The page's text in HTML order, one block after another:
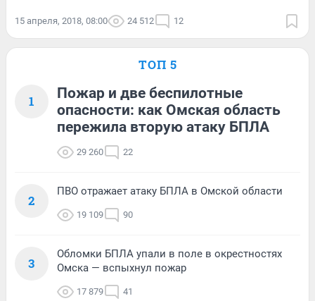
15 апреля, 2018, 08:00 24 512 12
ТОП 5
1
Пожар и две беспилотные
опасности: как Омская область
пережила вторую атаку БПЛА
29 260 22
2
ПВО отражает атаку БПЛА в Омской области
19 109 90
3
Обломки БПЛА упали в поле в окрестностях
Омска — вспыхнул пожар
17 879 41